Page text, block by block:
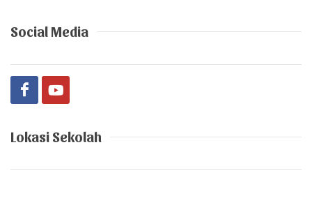
Social Media
Lokasi Sekolah